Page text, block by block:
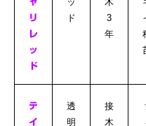
リ
レ
ッ
ド
ド
3
年
テ
イ
透
明
接
木